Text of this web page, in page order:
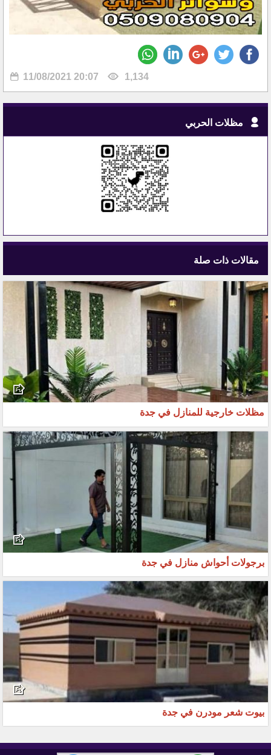
11/08/2021 20:07 1,134
مظلات الحربي
مقالات ذات صلة
مظلات خارجية للمنازل في جدة
برجولات أحواش منازل في جدة
بيوت شعر مودرن في جدة